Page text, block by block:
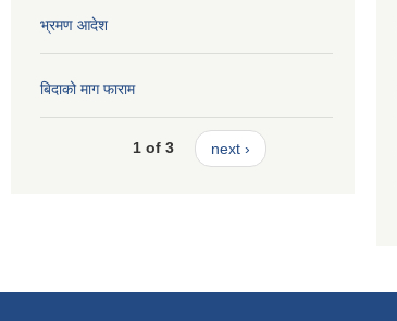
भ्रमण आदेश
बिदाको माग फाराम
1 of 3 next ›